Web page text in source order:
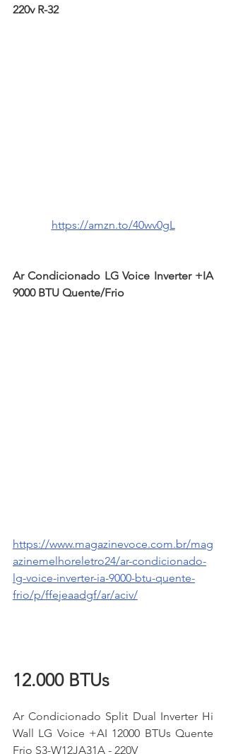
220v R-32
https://amzn.to/40wv0gL
Ar Condicionado LG Voice Inverter +IA
9000 BTU Quente/Frio
https://www.magazinevoce.com.br/mag
azinemelhoreletro24/ar-condicionado-
lg-voice-inverter-ia-9000-btu-quente-
frio/p/ffejeaadgf/ar/aciv/
12.000 BTUs
Ar Condicionado Split Dual Inverter Hi
Wall LG Voice +AI 12000 BTUs Quente
Frio S3-W12JA31A - 220V